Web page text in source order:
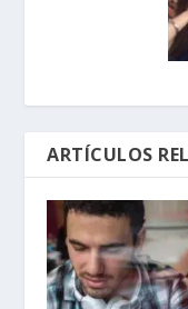
ARTÍCULOS